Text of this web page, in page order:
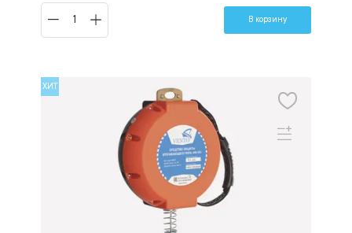
В корзину
ХИТ